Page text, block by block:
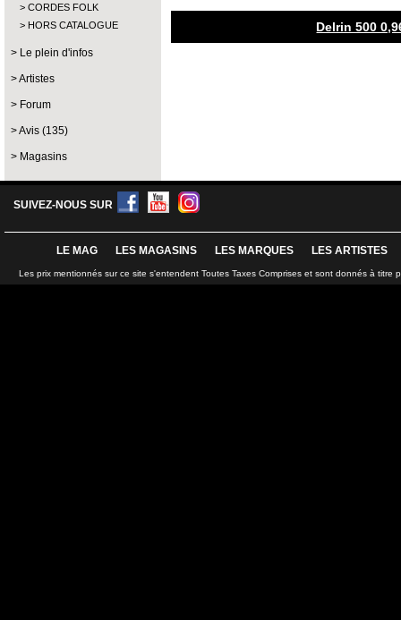
CORDES FOLK
HORS CATALOGUE
Le plein d'infos
Artistes
Forum
Avis (135)
Magasins
Delrin 500
SUIVEZ-NOUS SUR
LE MAG LES MAGASINS LES MARQUES LES ARTISTES
Les prix mentionnés sur ce site s'entendent Toutes Taxes Comprises et sont donnés à